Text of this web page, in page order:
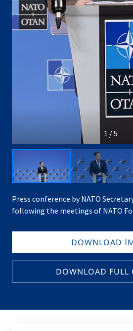
1 / 5
Press conference by NATO
following the meetings of NATO
DOWNLOAD
DOWNLOAD FULL